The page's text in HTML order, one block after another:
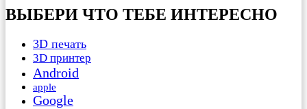
ВЫБЕРИ ЧТО ТЕБЕ ИНТЕРЕСНО
3D печать
3D принтер
Android
apple
Google